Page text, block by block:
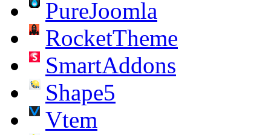
PureJoomla
RocketTheme
SmartAddons
Shape5
Vtem